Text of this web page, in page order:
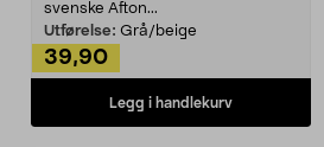
svenske Afton...
Utførelse: Grå/beige
39,90
Legg i handlekurv